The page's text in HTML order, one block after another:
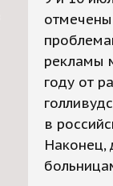
рекламы
году от
в
Наконец,